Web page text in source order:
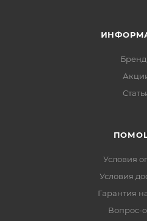
Условия
Условия
Гарантия
Вопрос-